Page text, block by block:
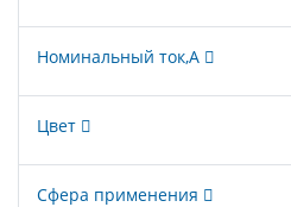
Номинальный ток,А
Цвет
Сфера применения